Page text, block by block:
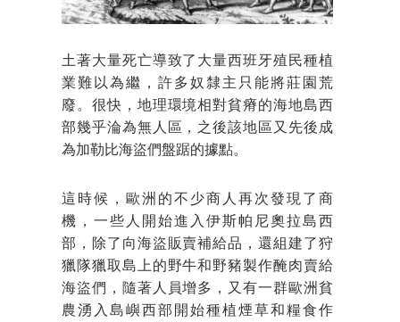
土著大量死亡導致了大量西班牙殖民種植
業難以為繼，許多奴隸主只能將莊園荒
廢。很快，地理環境相對貧瘠的海地島西
部幾乎淪為無人區，之後該地區又先後成
為加勒比海盜們盤踞的據點。
這時候，歐洲的不少商人再次發現了商
機，一些人開始進入伊斯帕尼奧拉島西
部，除了向海盜販賣補給品，還組建了狩
獵隊獵取島上的野牛和野豬製作醃肉賣給
海盜們，隨著人員增多，又有一群歐洲貧
農湧入島嶼西部開始種植煙草和糧食作